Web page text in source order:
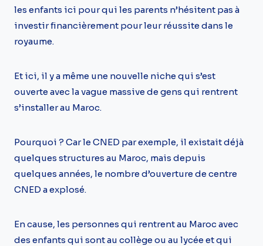
les enfants ici pour qui les parents n’hésitent pas à
investir financièrement pour leur réussite dans le
royaume.
Et ici, il y a même une nouvelle niche qui s’est
ouverte avec la vague massive de gens qui rentrent
s’installer au Maroc.
Pourquoi ? Car le CNED par exemple, il existait déjà
quelques structures au Maroc, mais depuis
quelques années, le nombre d’ouverture de centre
CNED a explosé.
En cause, les personnes qui rentrent au Maroc avec
des enfants qui sont au collège ou au lycée et qui